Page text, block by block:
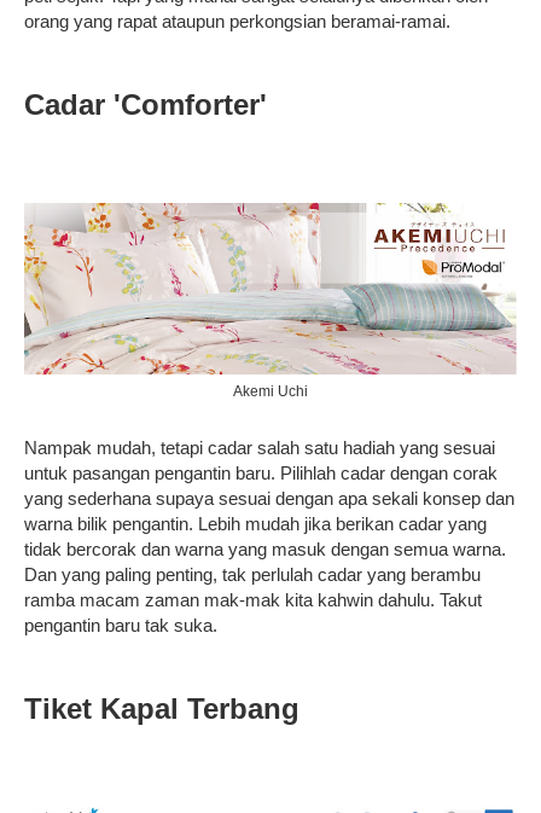
orang yang rapat ataupun perkongsian beramai-ramai.
Cadar 'Comforter'
Akemi Uchi
Nampak mudah, tetapi cadar salah satu hadiah yang sesuai
untuk pasangan pengantin baru. Pilihlah cadar dengan corak
yang sederhana supaya sesuai dengan apa sekali konsep dan
warna bilik pengantin. Lebih mudah jika berikan cadar yang
tidak bercorak dan warna yang masuk dengan semua warna.
Dan yang paling penting, tak perlulah cadar yang berambu
ramba macam zaman mak-mak kita kahwin dahulu. Takut
pengantin baru tak suka.
Tiket Kapal Terbang